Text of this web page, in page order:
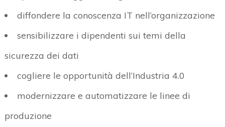
diffondere la conoscenza IT nell’organizzazione
sensibilizzare i dipendenti sui temi della
sicurezza dei dati
cogliere le opportunità dell’Industria 4.0
modernizzare e automatizzare le linee di
produzione